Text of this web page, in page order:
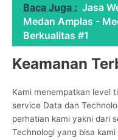
Baca Juga : Jasa
Medan Amplas -
Berkualitas #1
Keamanan
Kami menempatkan level
service Data dan
perhatian kami yakni dari
Technologi yang bisa